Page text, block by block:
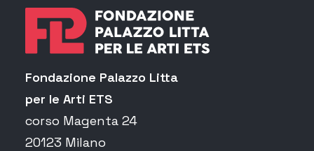
Fondazione Palazzo Litta
per le Arti ETS
corso Magenta 24
20123 Milano